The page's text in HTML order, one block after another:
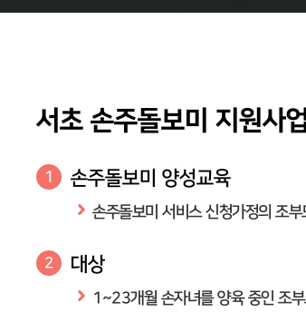
서초 손주돌보미 지원사
1 손주돌보미 양성교육
손주돌보미 서비스 신청가정의 조
2 대상
1~23개월 손자녀를 양육 중인 조